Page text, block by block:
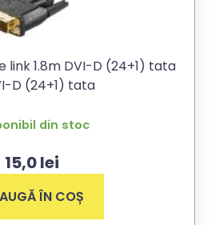
link 1.8m DVI-D (24+1) tata
D (24+1) tata
din stoc
15,0lei
ÎN COȘ